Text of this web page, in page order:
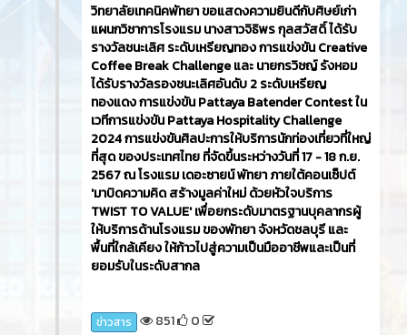
วิทยาลัยเทคนิคพัทยา ขอแสดงความยินดีกับศิษย์เก่า
แผนกวิชาการโรงแรม นางสาวจิธิพร กุลสวัสดิ์ ได้รับ
รางวัลชนะเลิศ ระดับเหรียญทอง การแข่งขัน Creative
Coffee Break Challenge และ นายกรวิชญ์ รังหอม
ได้รับรางวัลรองชนะเลิศอันดับ 2 ระดับเหรียญ
ทองแดง การแข่งขัน Pattaya Batender Contest ใน
เวทีการแข่งขัน Pattaya Hospitality Challenge
2024 การแข่งขันศิลปะการให้บริการนักท่องเที่ยวที่ใหญ่
ที่สุด ของประเทศไทย ที่จัดขึ้นระหว่างวันที่ 17 - 18 ก.ย.
2567 ณ โรงแรม เดอะซายน์ พัทยา ภายใต้คอนเซ็ปต์
'มาบิดความคิด สร้างมูลค่าใหม่ ด้วยหัวใจบริการ
TWIST TO VALUE' เพื่อยกระดับมาตรฐานบุคลากรผู้
ให้บริการด้านโรงแรม ของพัทยา จังหวัดชลบุรี และ
พื้นที่ใกล้เคียง ให้ก้าวไปสู่ความเป็นมืออาชีพและเป็นที่
ยอมรับในระดับสากล
ข่าวสาร 851 0